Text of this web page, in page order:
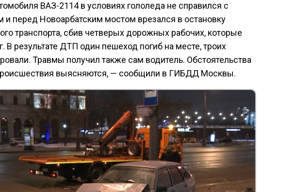
ВАЗ-2114 в условиях гололеда не справился с
и перед Новоарбатским мостом врезался в остановку
транспорта, сбив четверых дорожных рабочих, которые
В результате ДТП один пешеход погиб на месте, троих
Травмы получил также сам водитель. Обстоятельства
выясняются, — сообщили в ГИБДД Москвы.